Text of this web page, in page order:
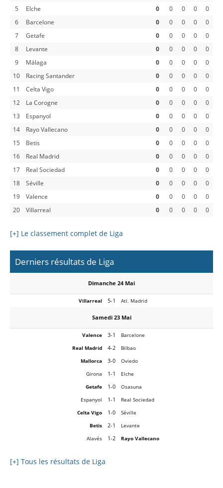
5 Elche 0 0 0 0
0
6
Barcelone 0 0 0 0
0
7
Getafe 0 0 0 0
0
8
Levante 0 0 0 0
0
9
Málaga 0 0 0 0
0
10
Racing Santander 0 0 0 0
0
11
Celta Vigo 0 0 0 0
0
12
La Corogne 0 0 0 0
0
13
Espanyol 0 0 0 0
0
14
Rayo Vallecano 0 0 0 0
0
15
Betis 0 0 0 0
0
16
Real Madrid 0 0 0 0
0
17
Real Sociedad 0 0 0 0
0
18
Séville 0 0 0 0
0
19
Valence 0 0 0 0
0
20
Villarreal 0 0 0 0 0
[+] Le classement complet de Liga
Derniers résultats de Liga
Dimanche 24 Mai
Villarreal 5-1 Atl. Madrid
Samedi 23 Mai
Valence 3-1
Barcelone
Real Madrid
4-2
Bilbao
Mallorca
3-0
Oviedo
Girona
1-1
Elche
Getafe
1-0
Osasuna
Espanyol
1-1
Real Sociedad
Celta Vigo
1-0
Séville
Betis
2-1
Levante
Alavés
1-2 Rayo Vallecano
[+] Tous les résultats de Liga